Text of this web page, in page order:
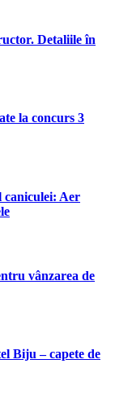
Detaliile în
la concurs 3
Aer
vânzarea de
Biju – capete de